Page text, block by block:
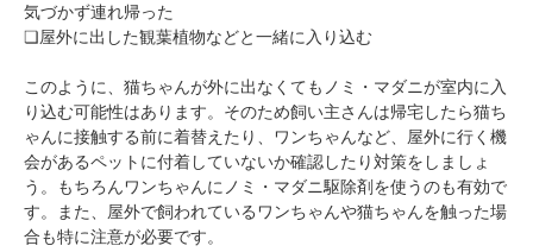
気づかず連れ帰った
❏屋外に出した観葉植物などと一緒に入り込む
このように、猫ちゃんが外に出なくてもノミ・マダニが室内に入
り込む可能性はあります。そのため飼い主さんは帰宅したら猫ち
ゃんに接触する前に着替えたり、ワンちゃんなど、屋外に行く機
会があるペットに付着していないか確認したり対策をしましょ
う。もちろんワンちゃんにノミ・マダニ駆除剤を使うのも有効で
す。また、屋外で飼われているワンちゃんや猫ちゃんを触った場
合も特に注意が必要です。